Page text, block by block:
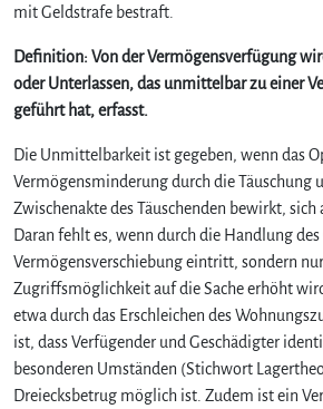
s
v
ü
g
u
n
g
b
B
e
mit Geldstrafe bestraft.
Definition: Von der Vermögensverfügung
oder Unterlassen, das unmittelbar zu einer
geführt hat, erfasst.
Die Unmittelbarkeit ist gegeben, wenn das
Vermögensminderung durch die Täuschung
Zwischenakte des Täuschenden bewirkt, sich
Daran fehlt es, wenn durch die Handlung
Vermögensverschiebung eintritt, sondern
Zugriffsmöglichkeit auf die Sache erhöht
etwa durch das Erschleichen des
ist, dass Verfügender und Geschädigter
besonderen Umständen (Stichwort
Dreiecksbetrug möglich ist. Zudem ist ein